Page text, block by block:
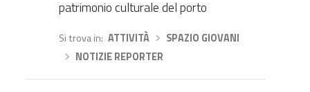
patrimonio culturale del porto
Si trova in ATTIVITÀ›
SPAZIO GIOVANI
NOTIZIE REPORTER